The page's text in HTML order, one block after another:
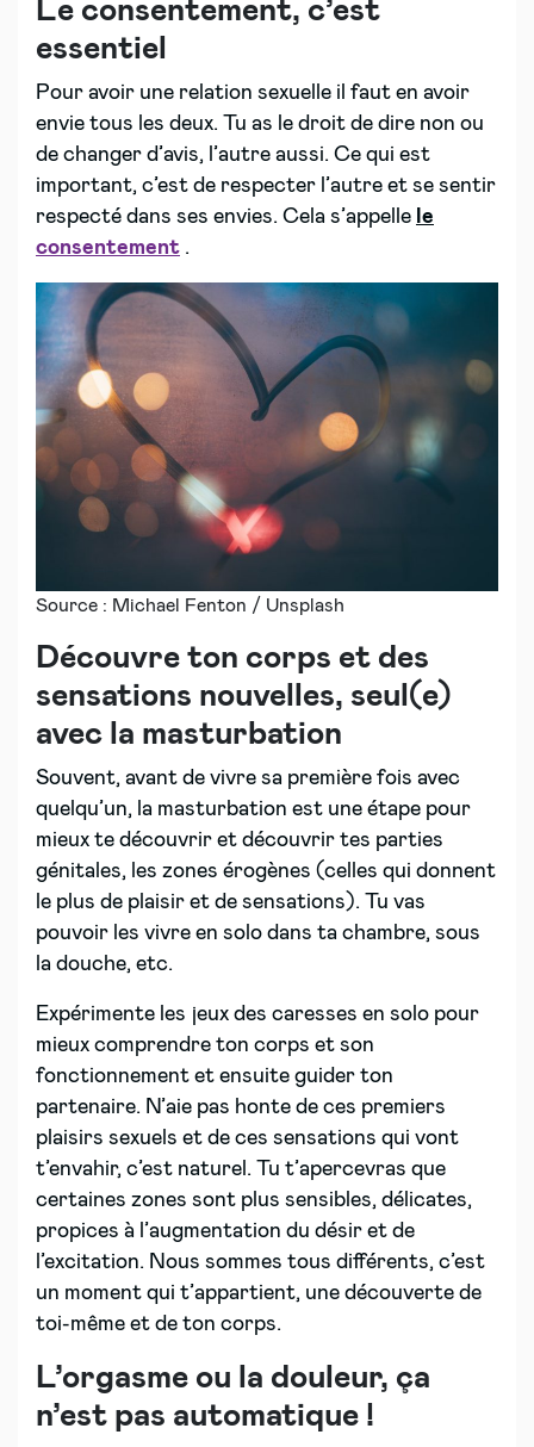
Le consentement, c’est
essentiel
Pour avoir une relation sexuelle il faut en avoir
envie tous les deux. Tu as le droit de dire non ou
de changer d’avis, l’autre aussi. Ce qui est
important, c’est de respecter l’autre et se sentir
respecté dans ses envies. Cela s’appelle le
consentement .
Source : Michael Fenton / Unsplash
Découvre ton corps et des
sensations nouvelles, seul(e)
avec la masturbation
Souvent, avant de vivre sa première fois avec
quelqu’un, la masturbation est une étape pour
mieux te découvrir et découvrir tes parties
génitales, les zones érogènes (celles qui donnent
le plus de plaisir et de sensations). Tu vas
pouvoir les vivre en solo dans ta chambre, sous
la douche, etc.
Expérimente les jeux des caresses en solo pour
mieux comprendre ton corps et son
fonctionnement et ensuite guider ton
partenaire. N’aie pas honte de ces premiers
plaisirs sexuels et de ces sensations qui vont
t’envahir, c’est naturel. Tu t’apercevras que
certaines zones sont plus sensibles, délicates,
propices à l’augmentation du désir et de
l’excitation. Nous sommes tous différents, c’est
un moment qui t’appartient, une découverte de
toi-même et de ton corps.
L’orgasme ou la douleur, ça
n’est pas automatique !